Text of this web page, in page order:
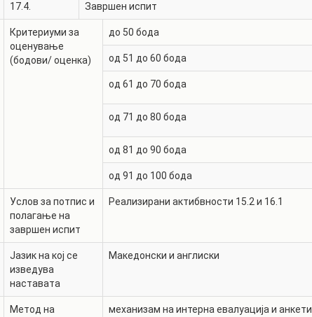
17.4. Завршен испит
Критериуми за
оценување
(бодови/ оценка)
до 50 бода
од 51 до 60 бода
од 61 до 70 бода
од 71 до 80 бода
од 81 до 90 бода
од 91 до 100 бода
Услов за потпис и
полагање на
завршен испит
Реализирани актибвности 15.2 и 16.1
Јазик на кој се
изведува
наставата
Македонски и англиски
Метод на
механизам на интерна евалуација и анкети